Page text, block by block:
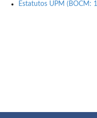
Estatutos UPM (BOCM: